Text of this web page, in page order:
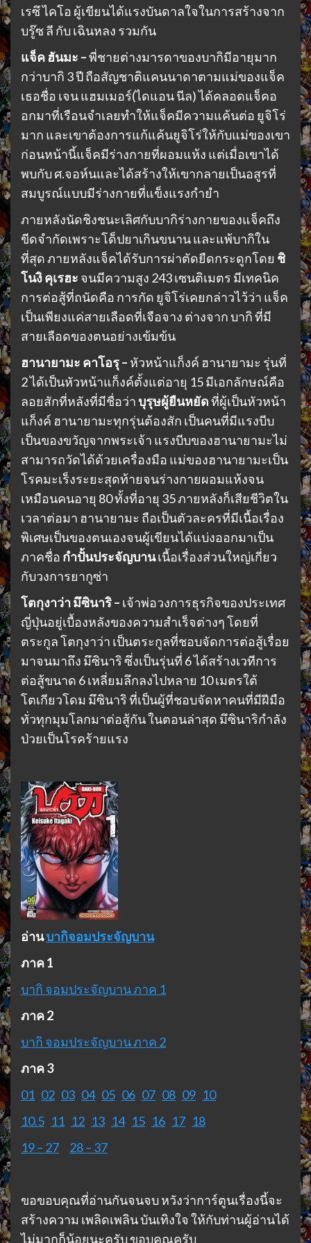
เรซึ ไคโอ ผู้เขียนได้แรงบันดาลใจในการสร้างจาก
บรู๊ซ ลี กับ เฉินหลง รวมกัน
แจ็ค ฮันมะ –พี่ชายต่างมารดาของบากิมีอายุมาก
กว่าบากิ 3 ปี ถือสัญชาติแคนนาดาตามแม่ของแจ็ค
เธอชื่อ เจน แฮมเมอร์(ไดแอน นีล) ได้คลอดแจ็คอ
อกมาที่เรือนจำเลยทำให้แจ็คมีความแค้นต่อ ยูจิโร่
มาก และเขาต้องการแก้แค้นยูจิโร่ให้กับแม่ของเขา
ก่อนหน้านี้แจ็คมีร่างกายที่ผอมแห้ง แต่เมื่อเขาได้
พบกับ ศ.จอห์นและได้สร้างให้เขากลายเป็นอสูรที่
สมบูรณ์แบบมีร่างกายที่แข็งแรงกำยำ
ภายหลังนัดชิงชนะเลิศกับบากิร่างกายของแจ็คถึง
ขีดจำกัดเพราะโด็ปยาเกินขนาน และแพ้บากิใน
ที่สุด ภายหลังแจ็คได้รับการผ่าตัดยืดกระดูกโดย ชิ
โนงิ คุเรฮะ จนมีความสูง 243 เซนติเมตร มีเทคนิค
การต่อสู้ที่ถนัดคือ การกัด ยูจิโร่เคยกล่าวไว้ว่า แจ็ค
เป็นเพียงแค่สายเลือดที่เจือจาง ต่างจาก บากิ ที่มี
สายเลือดของตนอย่างเข้มข้น
ฮานายามะ คาโอรุ – หัวหน้าแก็งค์ ฮานายามะ รุ่นที่
2 ได้เป็นหัวหน้าแก็งค์ตั้งแต่อายุ 15 มีเอกลักษณ์คือ
ลอยสักที่หลังที่มีชื่อว่าบุรุษผู้ยืนหยัดที่ผู้เป็นหัวหน้า
แก็งค์ ฮานายามะทุกรุ่นต้องสัก เป็นคนที่มีแรงบีบ
เป็นของขวัญจากพระเจ้า แรงบีบของฮานายามะไม่
สามารถวัดได้ด้วยเครื่องมือ แม่ของฮานายามะเป็น
โรคมะเร็งระยะสุดท้ายจนร่างกายผอมแห้งจน
เหมือนคนอายุ 80 ทั้งที่อายุ 35 ภายหลังก็เสียชีวิตใน
เวลาต่อมา ฮานายามะ ถือเป็นตัวละครที่มีเนื้อเรื่อง
พิเศษเป็นของตนเองจนผู้เขียนได้แบ่งออกมาเป็น
ภาคชื่อ กำปั้นประจัญบานเนื้อเรื่องส่วนใหญ่เกี่ยว
กับวงการยากูซ่า
โตกุงาว่า มึซินาริ – เจ้าพ่อวงการธุรกิจของประเทศ
ญี่ปุ่นอยู่เบื้องหลังของความสำเร็จต่างๆ โดยที่
ตระกูล โตกุงาว่า เป็นตระกูลที่ชอบจัดการต่อสู้เรื่อย
มาจนมาถึง มึซินาริ ซึ่งเป็นรุ่นที่ 6 ได้สร้างเวทีการ
ต่อสู้ขนาด 6 เหลี่ยมลึกลงไปหลาย 10 เมตรใต้
โตเกียวโดม มึซินาริ ที่เป็นผู้ที่ชอบจัดหาคนที่มีฝีมือ
ทั่วทุกมุมโลกมาต่อสู้กัน ในตอนล่าสุด มึซินาริกำลัง
ป่วยเป็นโรคร้ายแรง
อ่านบากิจอมประจัญบาน
ภาค 1
บากิ จอมประจัญบาน ภาค 1
ภาค 2
บากิ จอมประจัญบาน ภาค 2
ภาค 3
01 02 03 04 05 06 07 08 09 10
10.5 11 12 13 14 15 16 17 18
19 – 27
28 – 37
ขอขอบคุณที่อ่านกันจนจบ หวังว่าการ์ตูนเรื่องนี้จะ
สร้างความ เพลิดเพลิน บันเทิงใจ ให้กับท่านผู้อ่านได้
ไม่มากก็น้อยนะครับ ขอบคุณครับ